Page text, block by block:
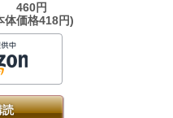
460円
体価格418円)
読